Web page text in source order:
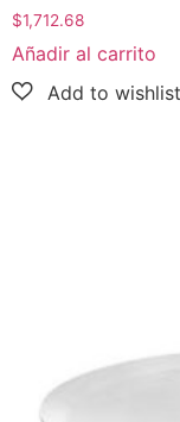
$1,712.68
Añadir al carrito